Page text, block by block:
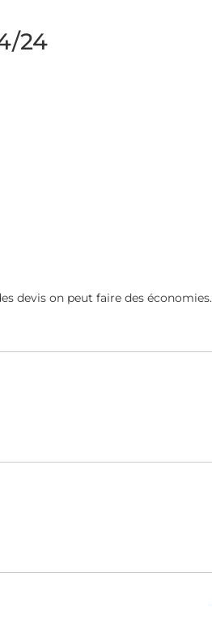
24
devis on peut faire des économies.